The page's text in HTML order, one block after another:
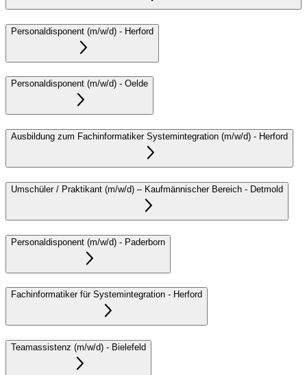
Personaldisponent (m/w/d) - Herford
Personaldisponent (m/w/d) - Oelde
Ausbildung zum Fachinformatiker Systemintegration (m/w/d) - Herford
Umschüler / Praktikant (m/w/d) – Kaufmännischer Bereich - Detmold
Personaldisponent (m/w/d) - Paderborn
Fachinformatiker für Systemintegration - Herford
Teamassistenz (m/w/d) - Bielefeld